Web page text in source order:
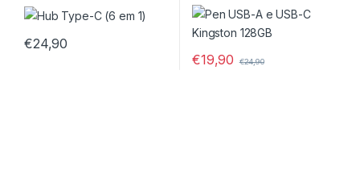
€24,90
€19,90 €24,90